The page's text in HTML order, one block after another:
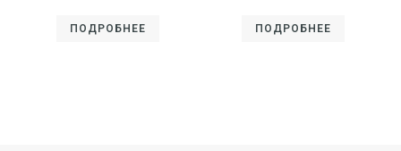
ПОДРОБНЕЕ ПОДРОБНЕЕ